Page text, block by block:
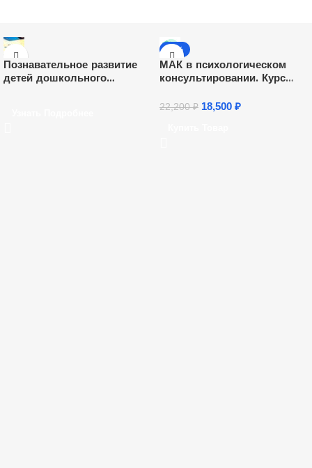
Познавательное развитие
детей дошкольного
-17%
МАК в психологическом
консультировании. Курс
22,200₽ 18,500 ₽